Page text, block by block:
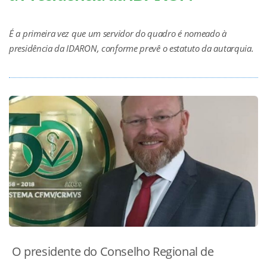
É a primeira vez que um servidor do quadro é nomeado à
presidência da IDARON, conforme prevê o estatuto da autarquia.
O presidente do Conselho Regional de